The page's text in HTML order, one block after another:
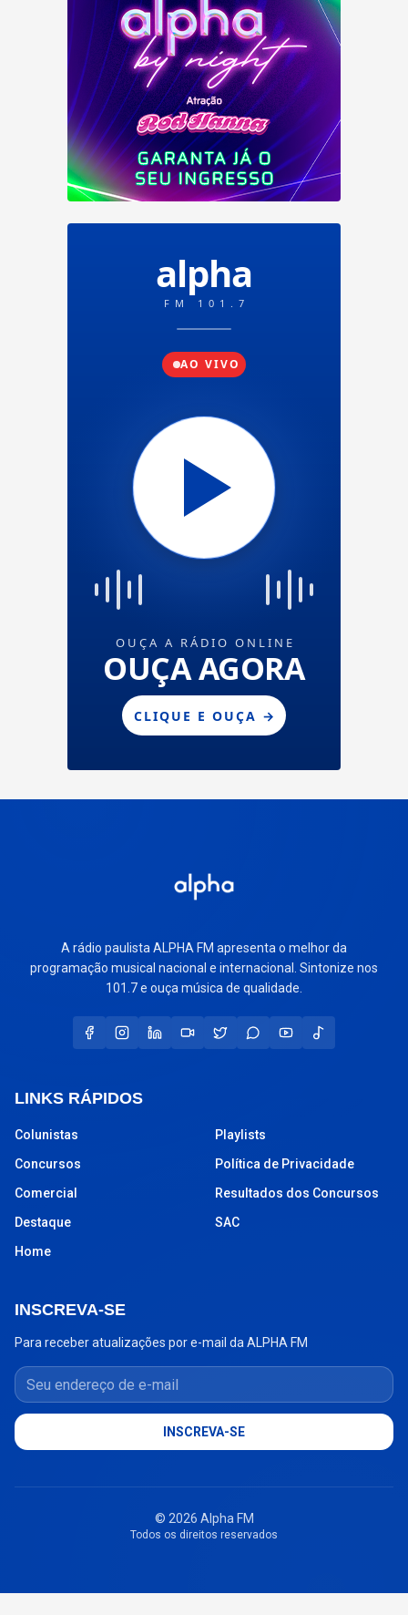
A rádio paulista ALPHA FM apresenta o melhor da
programação musical nacional e internacional. Sintonize nos
101.7 e ouça música de qualidade.
LINKS RÁPIDOS
Colunistas
Concursos
Comercial
Destaque
Home
Playlists
Política de Privacidade
Resultados dos Concursos
SAC
INSCREVA-SE
Para receber atualizações por e-mail da ALPHA FM
Seu endereço de e-mail
INSCREVA-SE
© 2026 Alpha FM
Todos os direitos reservados